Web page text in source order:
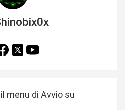
menu di Avvio su